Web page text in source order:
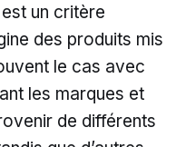
un critère
des produits mis
le cas avec
les marques et
de différents